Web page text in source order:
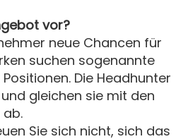
vor?
neue Chancen für
suchen sogenannte
Die Headhunter
gleichen sie mit den
Sie sich nicht, sich das